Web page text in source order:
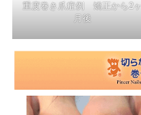
重度巻き爪症例 矯正から2ヶ
月後